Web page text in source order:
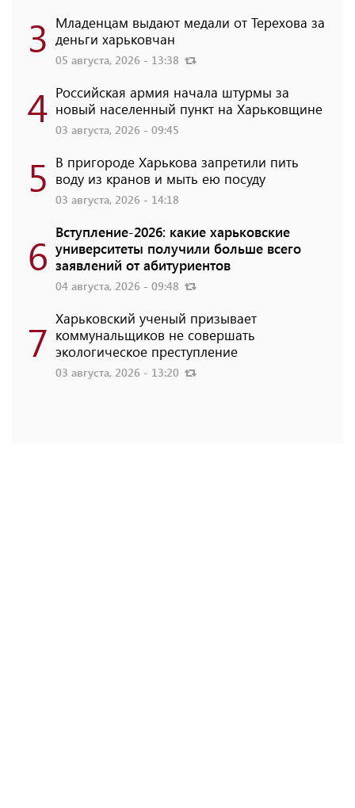
3 Младенцам выдают медали от Терехова за
деньги харьковчан
05 августа, 2026 - 13:38
4 Российская армия начала штурмы за
новый населенный пункт на Харьковщине
03 августа, 2026 - 09:45
5 В пригороде Харькова запретили пить
воду из кранов и мыть ею посуду
03 августа, 2026 - 14:18
6 Вступление-2026: какие харьковские
университеты получили больше всего
заявлений от абитуриентов
04 августа, 2026 - 09:48
7 Харьковский ученый призывает
коммунальщиков не совершать
экологическое преступление
03 августа, 2026 - 13:20